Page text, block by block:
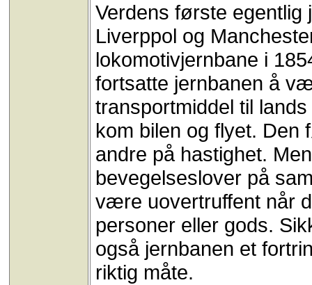
Verdens første egentlig
Liverppol og
lokomotivjernbane i
fortsatte jernbanen å
transportmiddel til
kom bilen og flyet. Den
andre på hastighet.
bevegelseslover på
være uovertruffent når
personer eller gods.
også jernbanen et
riktig måte.